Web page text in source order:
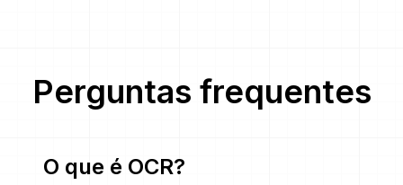
Perguntas frequentes
O que é OCR?